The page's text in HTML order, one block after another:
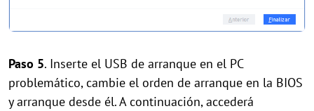
Paso 5. Inserte el USB de arranque en el PC
problemático, cambie el orden de arranque en la BIOS
y arranque desde él. A continuación, accederá